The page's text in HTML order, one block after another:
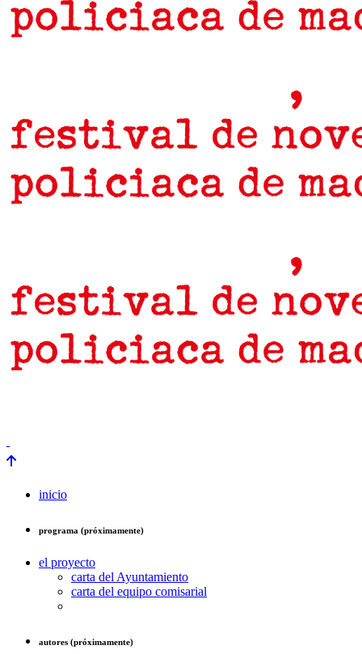
inicio
programa (próximamente)
el proyecto
carta del Ayuntamiento
carta del equipo comisarial
autores (próximamente)